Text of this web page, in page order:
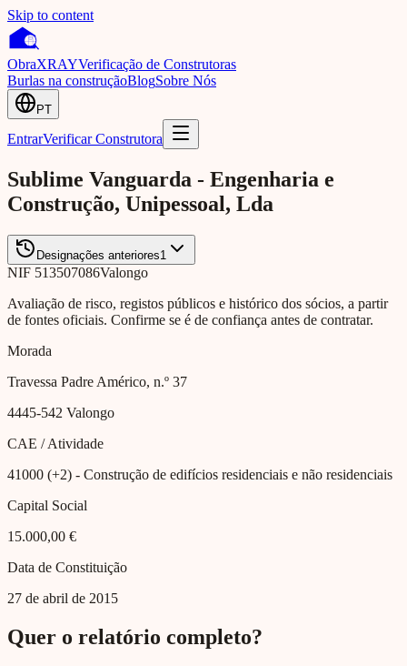
Skip to content
ObraXRAYVerificação de Construtoras
Burlas na construçãoBlogSobre Nós
PT
EntrarVerificar Construtora
Sublime Vanguarda - Engenharia e
Construção, Unipessoal, Lda
Designações anteriores1
NIF 513507086Valongo
Avaliação de risco, registos públicos e histórico dos sócios, a partir
de fontes oficiais. Confirme se é de confiança antes de contratar.
Morada
Travessa Padre Américo, n.º 37
4445-542 Valongo
CAE / Atividade
41000 (+2) - Construção de edifícios residenciais e não residenciais
Capital Social
15.000,00 €
Data de Constituição
27 de abril de 2015
Quer o relatório completo?